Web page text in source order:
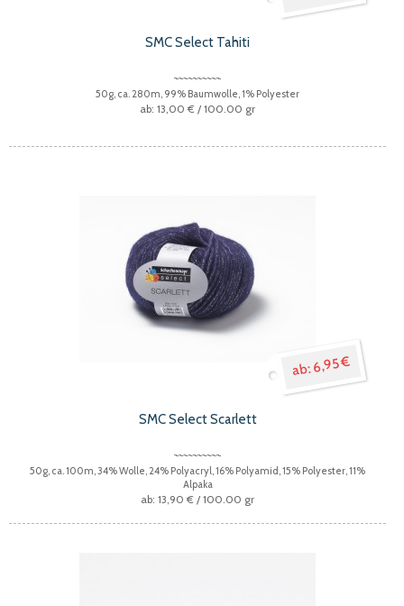
SMC Select Tahiti
50g, ca. 280m, 99% Baumwolle, 1% Polyester
13,00 € / 100.00 gr
6,95 €
SMC Select Scarlett
50g, ca. 100m, 34% Wolle, 24% Polyacryl, 16% Polyamid, 15% Polyester, 11%
Alpaka
13,90 € / 100.00 gr